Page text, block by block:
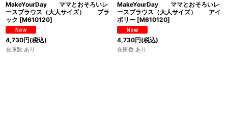
MakeYourDay ママとおそろいレ
ースブラウス（大人サイズ） ブラ
ック [M610120]
4,730円(税込)
在庫数 あり
MakeYourDay ママとおそろいレ
ースブラウス（大人サイズ） アイ
ボリー [M610120]
4,730円(税込)
在庫数 あり